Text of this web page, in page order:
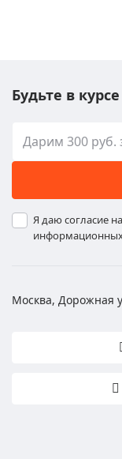
Будьте в
Я даю согласие
Москва, Дорожная